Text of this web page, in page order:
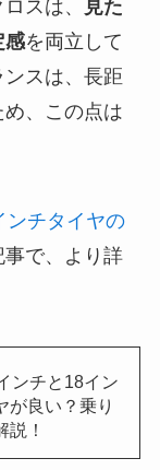
スは、
見た
感を両立して
スは、長距
、この点は
ンチタイヤの
で、より詳
ンチと18イン
が良い？乗り
！